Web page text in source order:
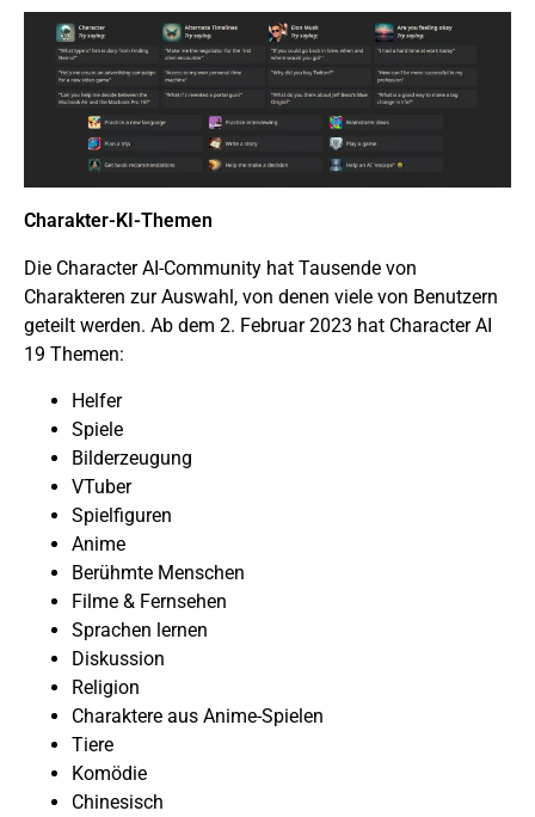
Charakter-KI-Themen
Die Character AI-Community hat Tausende von
Charakteren zur Auswahl, von denen viele von Benutzern
geteilt werden. Ab dem 2. Februar 2023 hat Character AI
19 Themen:
Helfer
Spiele
Bilderzeugung
VTuber
Spielfiguren
Anime
Berühmte Menschen
Filme & Fernsehen
Sprachen lernen
Diskussion
Religion
Charaktere aus Anime-Spielen
Tiere
Komödie
Chinesisch